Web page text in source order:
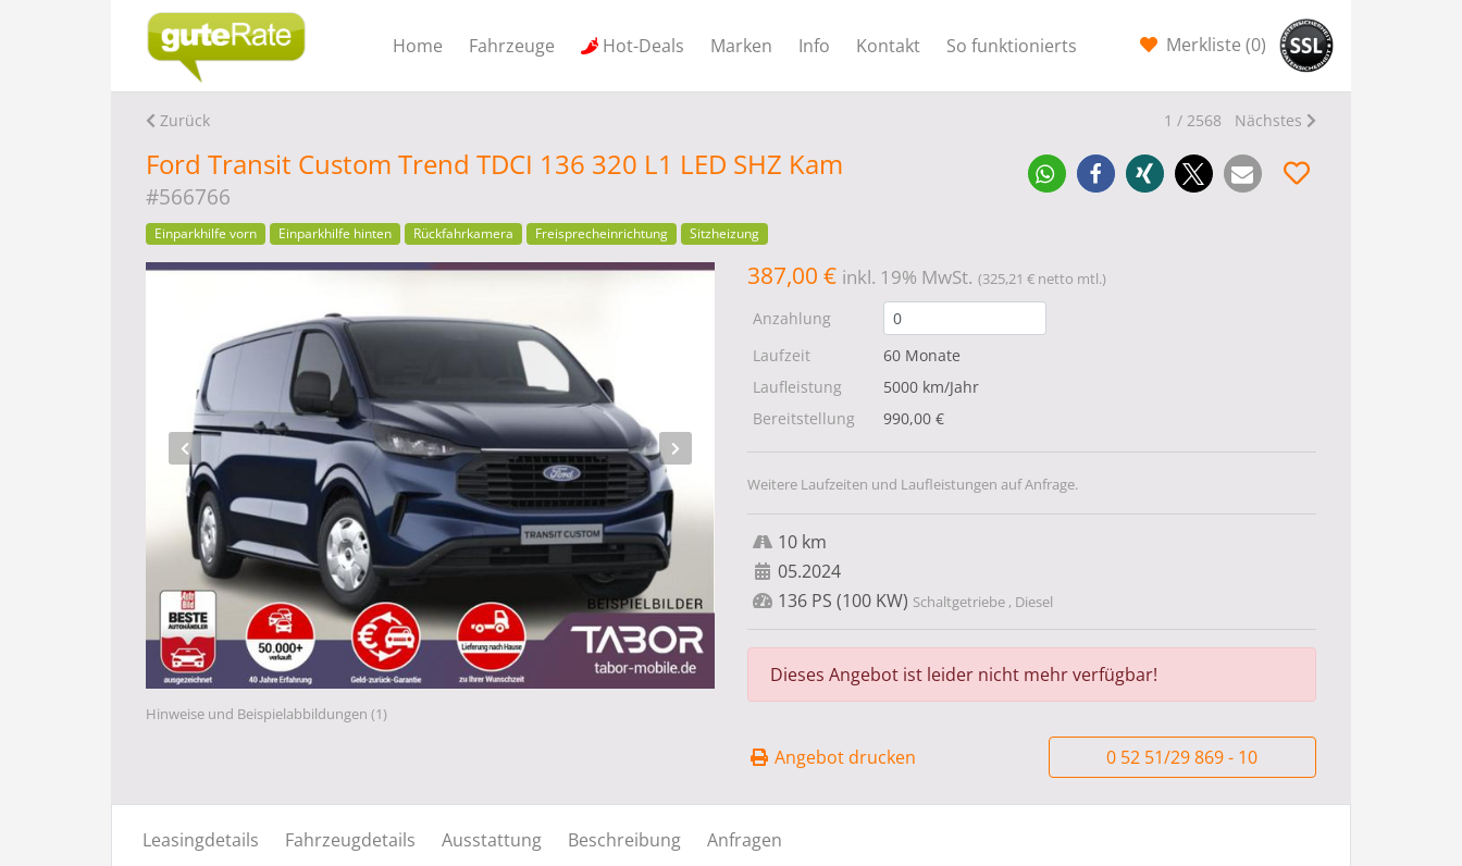
Home Fahrzeuge Hot-Deals Marken Info Kontakt So funktionierts Merkliste (0)
Zurück 1 / 2568 Nächstes
Ford Transit Custom Trend TDCI 136 320 L1 LED SHZ Kam
#566766
Einparkhilfe vorn Einparkhilfe hinten Rückfahrkamera Freisprecheinrichtung Sitzheizung
Hinweise und Beispielabbildungen (1)
387,00 € inkl. 19% MwSt. (325,21 € netto mtl.)
Anzahlung
Laufzeit
60 Monate
Laufleistung
5000 km/Jahr
Bereitstellung
990,00 €
Weitere Laufzeiten und Laufleistungen auf Anfrage.
10 km
05.2024
136 PS (100 KW) Schaltgetriebe , Diesel
Dieses Angebot ist leider nicht mehr verfügbar!
Angebot drucken 0 52 51/29 869 - 10
Leasingdetails Fahrzeugdetails Ausstattung Beschreibung Anfragen